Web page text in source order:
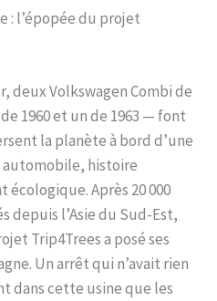
: l’épopée du projet
deux Volkswagen Combi de
1960 et un de 1963 — font
la planète à bord d’une
automobile, histoire
Après 20 000
depuis l’Asie du Sud-Est,
Trip4Trees a posé ses
Un arrêt qui n’avait rien
dans cette usine que les